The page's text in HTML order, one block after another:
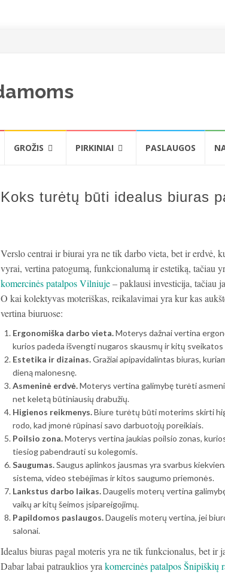
GROŽIS PIRKINIAI PASLAUGOS
Koks turėtų būti idealus biuras
Verslo centrai ir biurai yra ne tik darbo vieta, bet ir erdvė,
vyrai, vertina patogumą, funkcionalumą ir estetiką, tačiau
komercinės patalpos Vilniuje– paklausi investicija, tačiau
O kai kolektyvas moteriškas, reikalavimai yra kur kas
vertina biuruose:
Ergonomiška darbo vieta.Moterys dažnai vertina
kurios padeda išvengti nugaros skausmų ir kitų
Estetika ir dizainas.Gražiai apipavidalintas biuras,
dieną malonesnę.
Asmeninė erdvė.Moterys vertina galimybę turėti
net keletą būtiniausių drabužių.
Higienos reikmenys.Biure turėtų būti moterims skirti
rodo, kad įmonė rūpinasi savo darbuotojų poreikiais.
Poilsio zona.Moterys vertina jaukias poilsio zonas,
tiesiog pabendrauti su kolegomis.
Saugumas.Saugus aplinkos jausmas yra svarbus
sistema, video stebėjimas ir kitos saugumo priemonės.
Lankstus darbo laikas.Daugelis moterų vertina
vaikų ar kitų šeimos įsipareigojimų.
Papildomos paslaugos.Daugelis moterų vertina, jei
salonai.
Idealus biuras pagal moteris yra ne tik funkcionalus, bet ir
Dabar labai patrauklios yra komercinės patalpos Šnipiškių